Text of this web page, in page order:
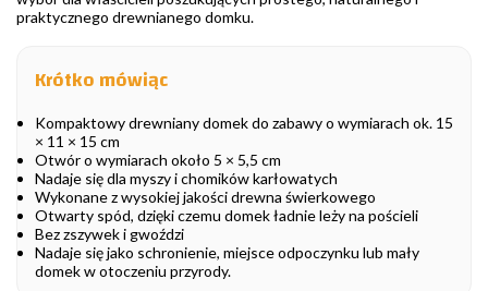
praktycznego drewnianego domku.
Krótko mówiąc
Kompaktowy drewniany domek do zabawy o wymiarach ok. 15
× 11 × 15 cm
Otwór o wymiarach około 5 × 5,5 cm
Nadaje się dla myszy i chomików karłowatych
Wykonane z wysokiej jakości drewna świerkowego
Otwarty spód, dzięki czemu domek ładnie leży na pościeli
Bez zszywek i gwoździ
Nadaje się jako schronienie, miejsce odpoczynku lub mały
domek w otoczeniu przyrody.